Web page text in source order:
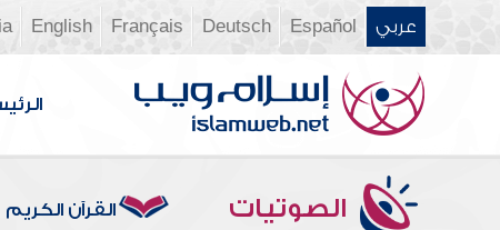
عربي Español
Deutsch
Français
English
الصوتيات القرآن الكريم